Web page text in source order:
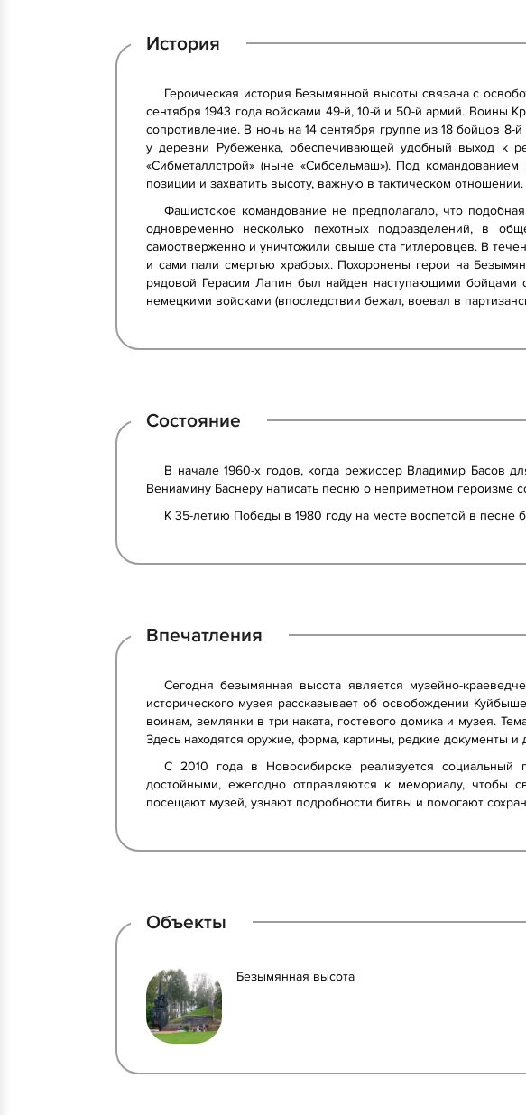
История
Героическая история Безымянной высоты связана с
сентября 1943 года войсками 49-й, 10-й и 50-й армий. Воины
сопротивление. В ночь на 14 сентября группе из 18 бойцов 8-
у деревни Рубеженка, обеспечивающей удобный выход к
«Сибметаллстрой» (ныне «Сибсельмаш»). Под
позиции и захватить высоту, важную в тактическом отношении.
Фашистское командование не предполагало, что
одновременно несколько пехотных подразделений, в
самоотверженно и уничтожили свыше ста гитлеровцев. В
и сами пали смертью храбрых. Похоронены герои на
рядовой Герасим Лапин был найден наступающими бойцами
немецкими войсками (впоследствии бежал, воевал в
Состояние
В начале 1960-х годов, когда режиссер Владимир Басов
Вениамину Баснеру написать песню о неприметном героизме
К 35-летию Победы в 1980 году на месте воспетой в
Впечатления
Сегодня безымянная высота является музейно-
исторического музея рассказывает об освобождении
воинам, землянки в три наката, гостевого домика и музея.
Здесь находятся оружие, форма, картины, редкие документы
С 2010 года в Новосибирске реализуется
достойными, ежегодно отправляются к мемориалу, чтобы
посещают музей, узнают подробности битвы и помогают
Объекты
Безымянная высота